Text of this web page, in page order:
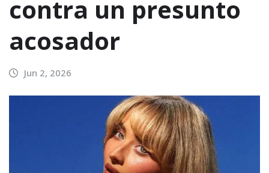
contra un presunto
acosador
Jun 2, 2026